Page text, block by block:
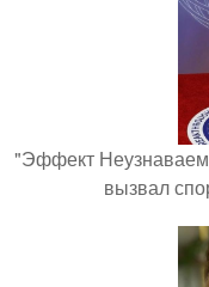
"Эффект
вызвал